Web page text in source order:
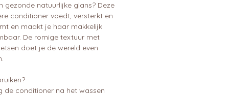
gezonde natuurlijke glans? Deze
conditioner voedt, versterkt en
en maakt je haar makkelijk
De romige textuur met
doet je de wereld even
de conditioner na het wassen